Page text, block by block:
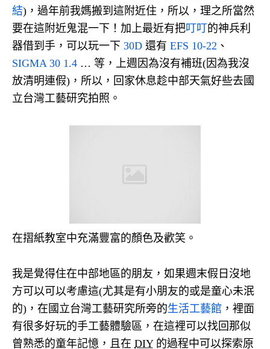
結)，過年前我媽搬到這附近住，所以，理之所當然
要在這附近鬼混一下！加上最近有把叮叮的神兵利
器借到手，可以玩一下 30D 還有 EFS 10-22 、
SIGMA 30 1.4 … 等，上週因為沒有補班(因為我沒
放清明連假)，所以，回家休息趁中部天氣好些去國
立台灣工藝研究拍照。
在摺紙教室中充滿豐富的顏色及歡笑。
我是覺得住在中部地區的朋友，如果週末假日沒地
方可以可以考慮這(尤其是有小朋友的或是童心未泯
的)，在國立台灣工藝研究所旁的生活工藝館 ，裡面
有很多好玩的手工藝體驗區，在這裡可以找回那似
曾熟悉的童年記憶，且在 DIY的過程中可以探索原